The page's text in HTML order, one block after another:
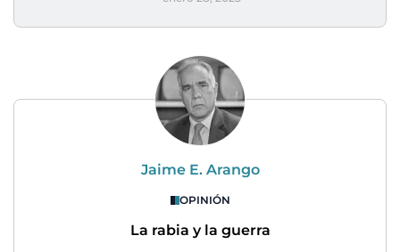
Jaime E. Arango
OPINIÓN
La rabia y la guerra